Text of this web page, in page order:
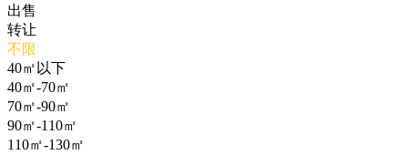
出售
转让
不限
40㎡以下
40㎡-70㎡
70㎡-90㎡
90㎡-110㎡
110㎡-130㎡